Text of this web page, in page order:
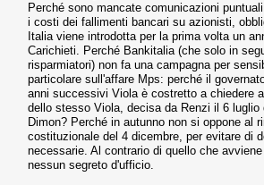
Perché sono mancate comunicazioni
i costi dei fallimenti bancari su azionisti,
Italia viene introdotta per la prima volta un
Carichieti. Perché Bankitalia (che solo in
risparmiatori) non fa una campagna per
particolare sull'affare Mps: perché il
anni successivi Viola è costretto a chiedere
dello stesso Viola, decisa da Renzi il 6
Dimon? Perché in autunno non si oppone al
costituzionale del 4 dicembre, per evitare di
necessarie. Al contrario di quello che
nessun segreto d'ufficio.